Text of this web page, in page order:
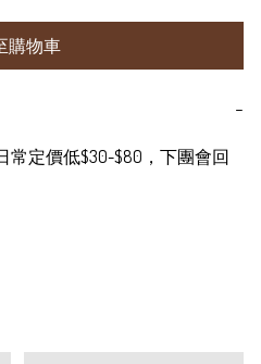
購物車
−
常定價低$30-$80，下團會回